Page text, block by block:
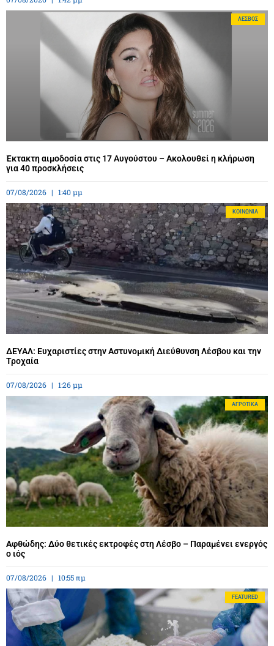
ΛΈΣΒΟΣ
Έκτακτη αιμοδοσία στις 17 Αυγούστου – Ακολουθεί η κλήρωση
για 40 προσκλήσεις
07/08/2026 1:40 μμ
ΚΟΙΝΩΝΊΑ
ΔΕΥΑΛ: Ευχαριστίες στην Αστυνομική Διεύθυνση Λέσβου και την
Τροχαία
07/08/2026 1:26 μμ
ΑΓΡΟΤΙΚΆ
Αφθώδης: Δύο θετικές εκτροφές στη Λέσβο – Παραμένει ενεργός
ο ιός
07/08/2026 10:55 πμ
FEATURED